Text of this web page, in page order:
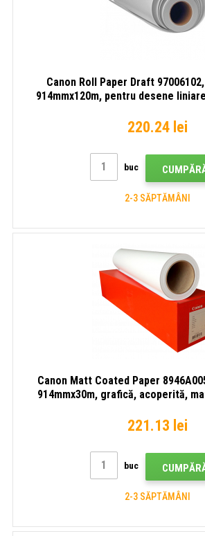
Canon Roll Paper Draft
914mmx120m, pentru desene
220.24 lei
buc
2-3 SĂPTĂMÂNI
Canon Matt Coated Paper
914mmx30m, grafică, acoperită,
221.13 lei
buc
2-3 SĂPTĂMÂNI